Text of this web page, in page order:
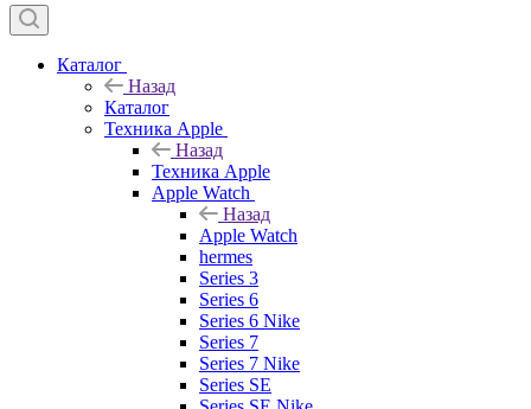
Каталог
Назад
Каталог
Техника Apple
Назад
Техника Apple
Apple Watch
Назад
Apple Watch
hermes
Series 3
Series 6
Series 6 Nike
Series 7
Series 7 Nike
Series SE